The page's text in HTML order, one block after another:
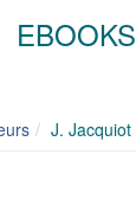
EBOOKS
J. Jacquiot